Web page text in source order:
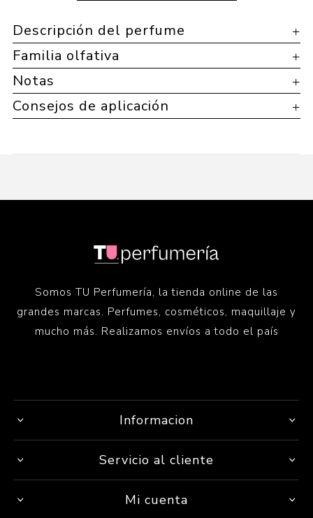
Descripción del perfume
Familia olfativa
Notas
Consejos de aplicación
Somos TU Perfumería, la tienda online de las
grandes marcas. Perfumes, cosméticos, maquillaje y
mucho más. Realizamos envíos a todo el país
Informacion
Servicio al cliente
Mi cuenta